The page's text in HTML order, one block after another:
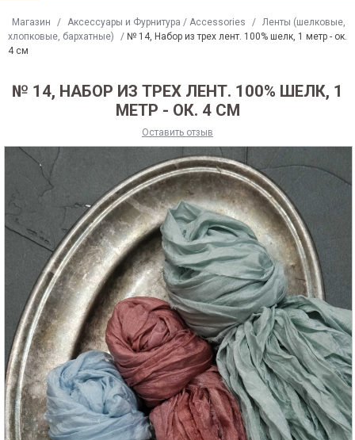
Магазин / Аксессуары и Фурнитура / Accessories /
Ленты (шелковые,
хлопковые, бархатные)
/ № 14, Набор из трех лент. 100% шелк, 1 метр - ок.
4 см
№ 14, НАБОР ИЗ ТРЕХ ЛЕНТ. 100% ШЕЛК, 1
МЕТР - ОК. 4 СМ
Оставить отзыв